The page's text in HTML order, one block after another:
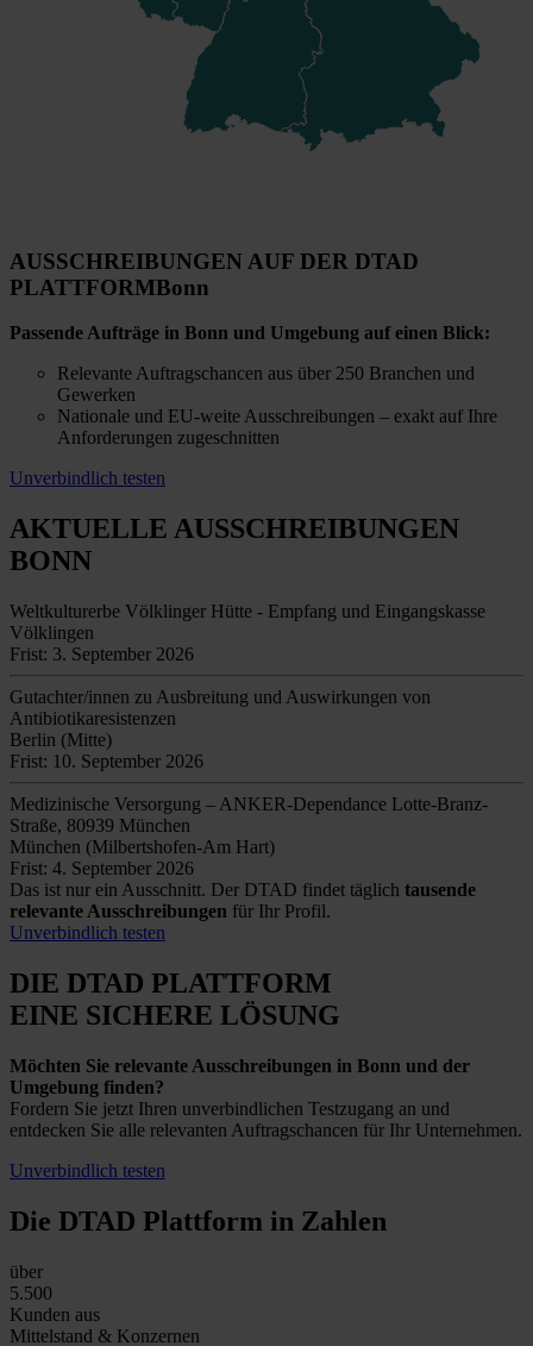
AUSSCHREIBUNGEN AUF DER DTAD
PLATTFORMBonn
Passende Aufträge in Bonn und Umgebung auf einen Blick:
Relevante Auftragschancen aus über 250 Branchen und
Gewerken
Nationale und EU-weite Ausschreibungen – exakt auf Ihre
Anforderungen zugeschnitten
Unverbindlich testen
AKTUELLE AUSSCHREIBUNGEN
BONN
Weltkulturerbe Völklinger Hütte - Empfang und Eingangskasse
Völklingen
Frist: 3. September 2026
Gutachter/innen zu Ausbreitung und Auswirkungen von
Antibiotikaresistenzen
Berlin (Mitte)
Frist: 10. September 2026
Medizinische Versorgung – ANKER-Dependance Lotte-Branz-
Straße, 80939 München
München (Milbertshofen-Am Hart)
Frist: 4. September 2026
Das ist nur ein Ausschnitt. Der DTAD findet täglich tausende
relevante Ausschreibungen für Ihr Profil.
Unverbindlich testen
DIE DTAD PLATTFORM
EINE SICHERE LÖSUNG
Möchten Sie relevante Ausschreibungen in Bonn und der
Umgebung finden?
Fordern Sie jetzt Ihren unverbindlichen Testzugang an und
entdecken Sie alle relevanten Auftragschancen für Ihr Unternehmen.
Unverbindlich testen
Die DTAD Plattform in Zahlen
über
5.500
Kunden aus
Mittelstand & Konzernen